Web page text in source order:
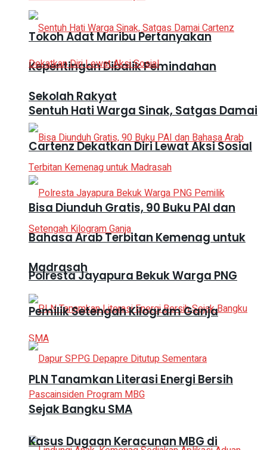
Tokoh Adat Maribu Pertanyakan
Kepentingan Dibalik Pemindahan
Sekolah Rakyat
Bisa Diunduh Gratis, 90 Buku PAI dan
Bahasa Arab Terbitan Kemenag untuk
Madrasah
PLN Tanamkan Literasi Energi Bersih
Sejak Bangku SMA
Sentuh Hati Warga Sinak, Satgas Damai
Cartenz Dekatkan Diri Lewat Aksi Sosial
Polresta Jayapura Bekuk Warga PNG
Pemilik Setengah Kilogram Ganja
Kasus Dugaan Keracunan MBG di